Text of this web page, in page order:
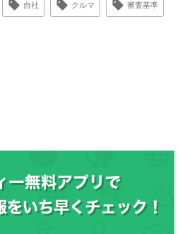
自社 クルマ 審査基準